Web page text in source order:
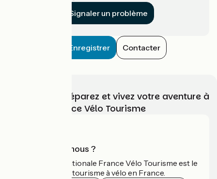
Signaler un problème
Enregistrer Contacter
Choisissez, préparez et vivez votre aventure à
vélo avec France Vélo Tourisme
Qui sommes-nous ?
L'association nationale France Vélo Tourisme est le
guide officiel du tourisme à vélo en France.